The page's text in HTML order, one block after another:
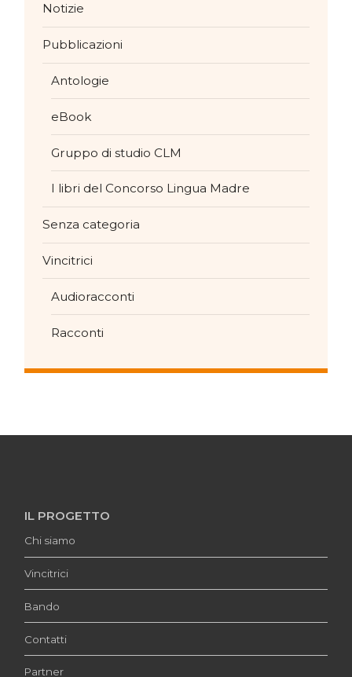
Notizie
Pubblicazioni
Antologie
eBook
Gruppo di studio CLM
I libri del Concorso Lingua Madre
Senza categoria
Vincitrici
Audioracconti
Racconti
IL PROGETTO
Chi siamo
Vincitrici
Bando
Contatti
Partner